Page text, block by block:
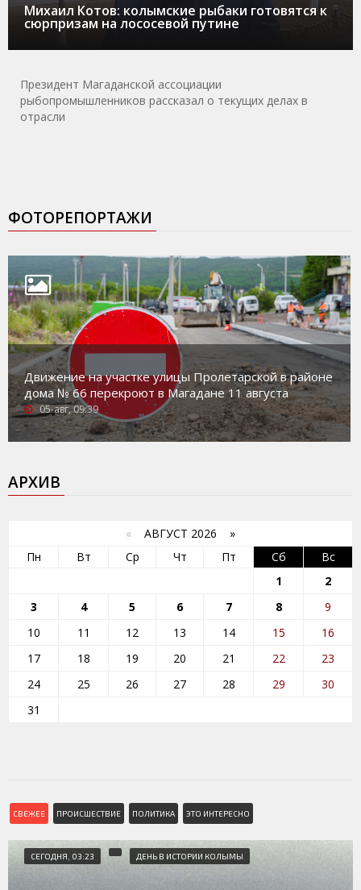
Михаил Котов: колымские рыбаки готовятся к
сюрпризам на лососевой путине
Президент Магаданской ассоциации
рыбопромышленников рассказал о текущих делах в
отрасли
ФОТОРЕПОРТАЖИ
Движение на участке улицы Пролетарской в районе
дома № 66 перекроют в Магадане 11 августа
05-авг, 09:39
АРХИВ
« АВГУСТ 2026 »
Пн
Вт Ср Чт Пт Сб
Вс
1
2
3
4 5 6 7 8
9
10
11 12 13 14 15
16
17
18 19 20 21 22
23
24
25 26 27 28 29
30
31
СВЕЖЕЕ ПРОИСШЕСТВИЕ ПОЛИТИКА ЭТО ИНТЕРЕСНО
СЕГОДНЯ, 03:23 ДЕНЬ В ИСТОРИИ КОЛЫМЫ